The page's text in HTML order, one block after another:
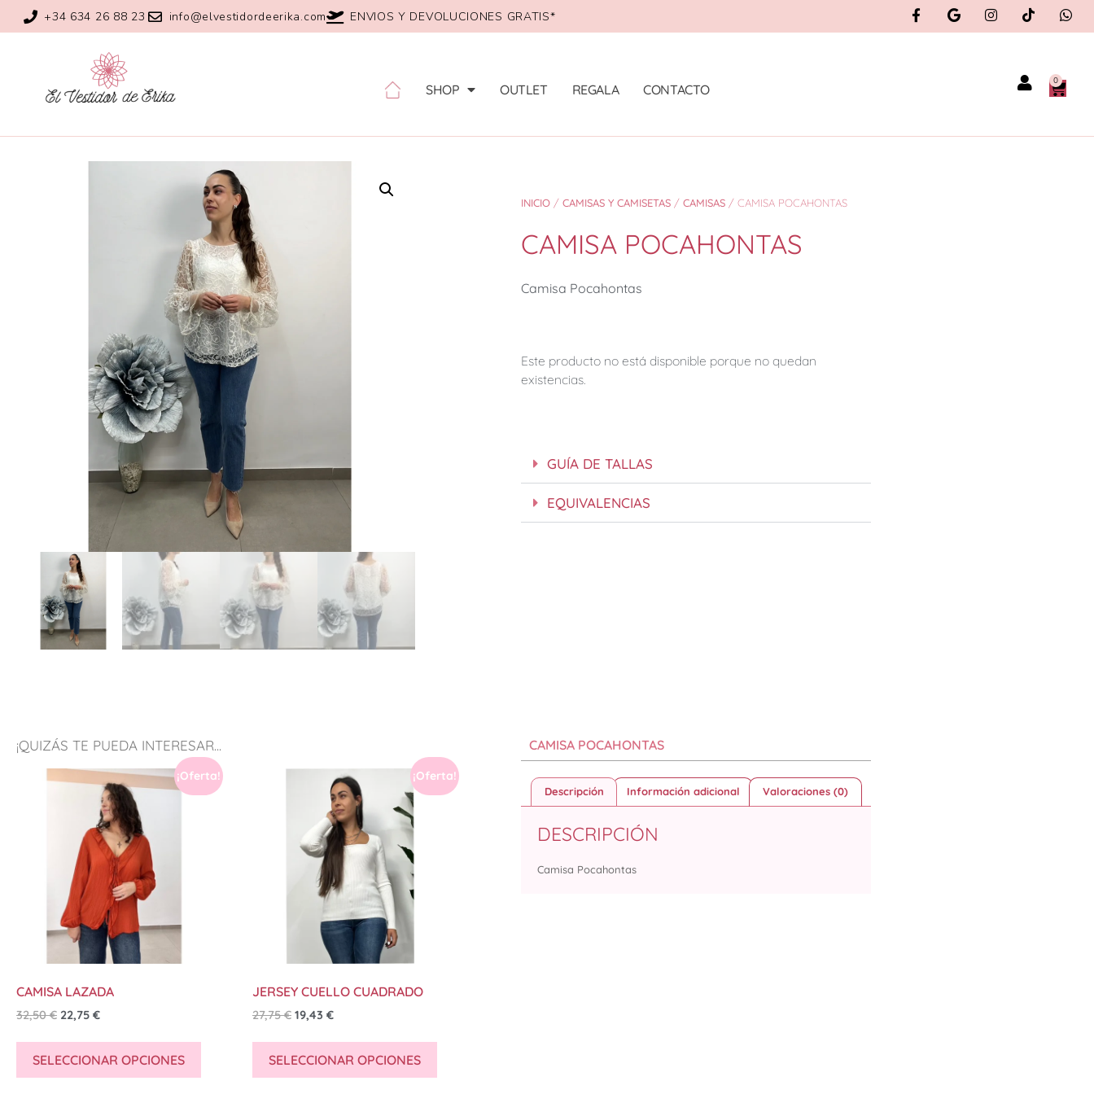
+34 634 26 88 23 info@elvestidordeerika.com ENVIOS Y DEVOLUCIONES GRATIS*
SHOP OUTLET REGALA CONTACTO
0
INICIO / CAMISAS Y CAMISETAS / CAMISAS / CAMISA POCAHONTAS
CAMISA POCAHONTAS
Camisa Pocahontas
Este producto no está disponible porque no quedan
existencias.
GUÍA DE TALLAS
EQUIVALENCIAS
¡QUIZÁS TE PUEDA INTERESAR...
¡Oferta!
CAMISA LAZADA
32,50€ 22,75 €
SELECCIONAR OPCIONES
¡Oferta!
JERSEY CUELLO CUADRADO
27,75€ 19,43 €
SELECCIONAR OPCIONES
CAMISA POCAHONTAS
Descripción Información adicional Valoraciones (0)
DESCRIPCIÓN
Camisa Pocahontas